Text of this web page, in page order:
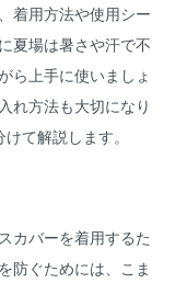
着用方法や使用シー
夏場は暑さや汗で不
ら上手に使いましょ
れ方法も大切になり
て解説します。
カバーを着用するた
防ぐためには、こま